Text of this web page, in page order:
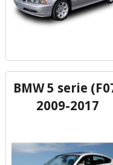
BMW 5 serie
2009-2017